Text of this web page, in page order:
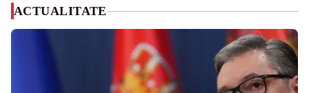
ACTUALITATE